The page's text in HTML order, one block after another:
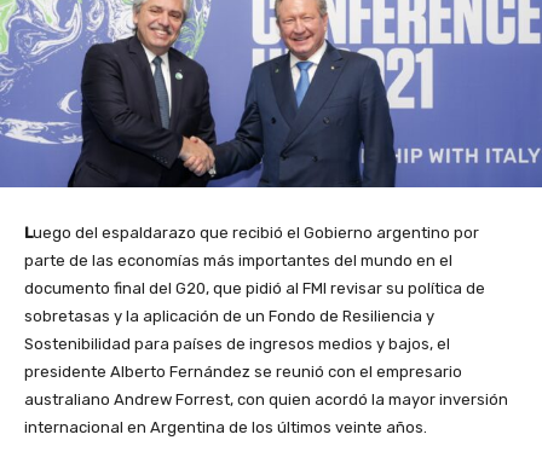
Luego del espaldarazo que recibió el Gobierno argentino por
parte de las economías más importantes del mundo en el
documento final del G20, que pidió al FMI revisar su política de
sobretasas y la aplicación de un Fondo de Resiliencia y
Sostenibilidad para países de ingresos medios y bajos, el
presidente Alberto Fernández se reunió con el empresario
australiano Andrew Forrest, con quien acordó la mayor inversión
internacional en Argentina de los últimos veinte años.